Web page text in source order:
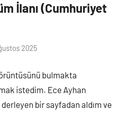
İlanı (Cumhuriyet
2025
bulmakta
istedim. Ece Ayhan
derleyen bir sayfadan aldım ve